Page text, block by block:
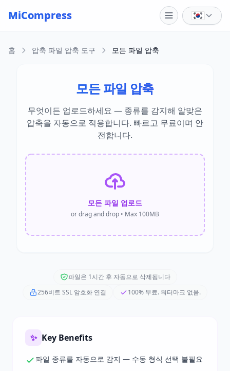
Skip to main content
MiCompress
홈 압축 파일 압축 도구 모든 파일 압축
모든 파일 압축
무엇이든 업로드하세요 — 종류를 감지해 알맞은
압축을 자동으로 적용합니다. 빠르고 무료이며 안
전합니다.
모든 파일 업로드
or drag and drop • Max 100MB
파일은 1시간 후 자동으로 삭제됩니다
256비트 SSL 암호화 연결
100% 무료. 워터마크 없음.
✨ Key Benefits
파일 종류를 자동으로 감지 — 수동 형식 선택 불필요